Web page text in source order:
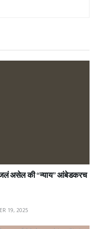
असेल की “न्याय” आंबेडकरच
19, 2025